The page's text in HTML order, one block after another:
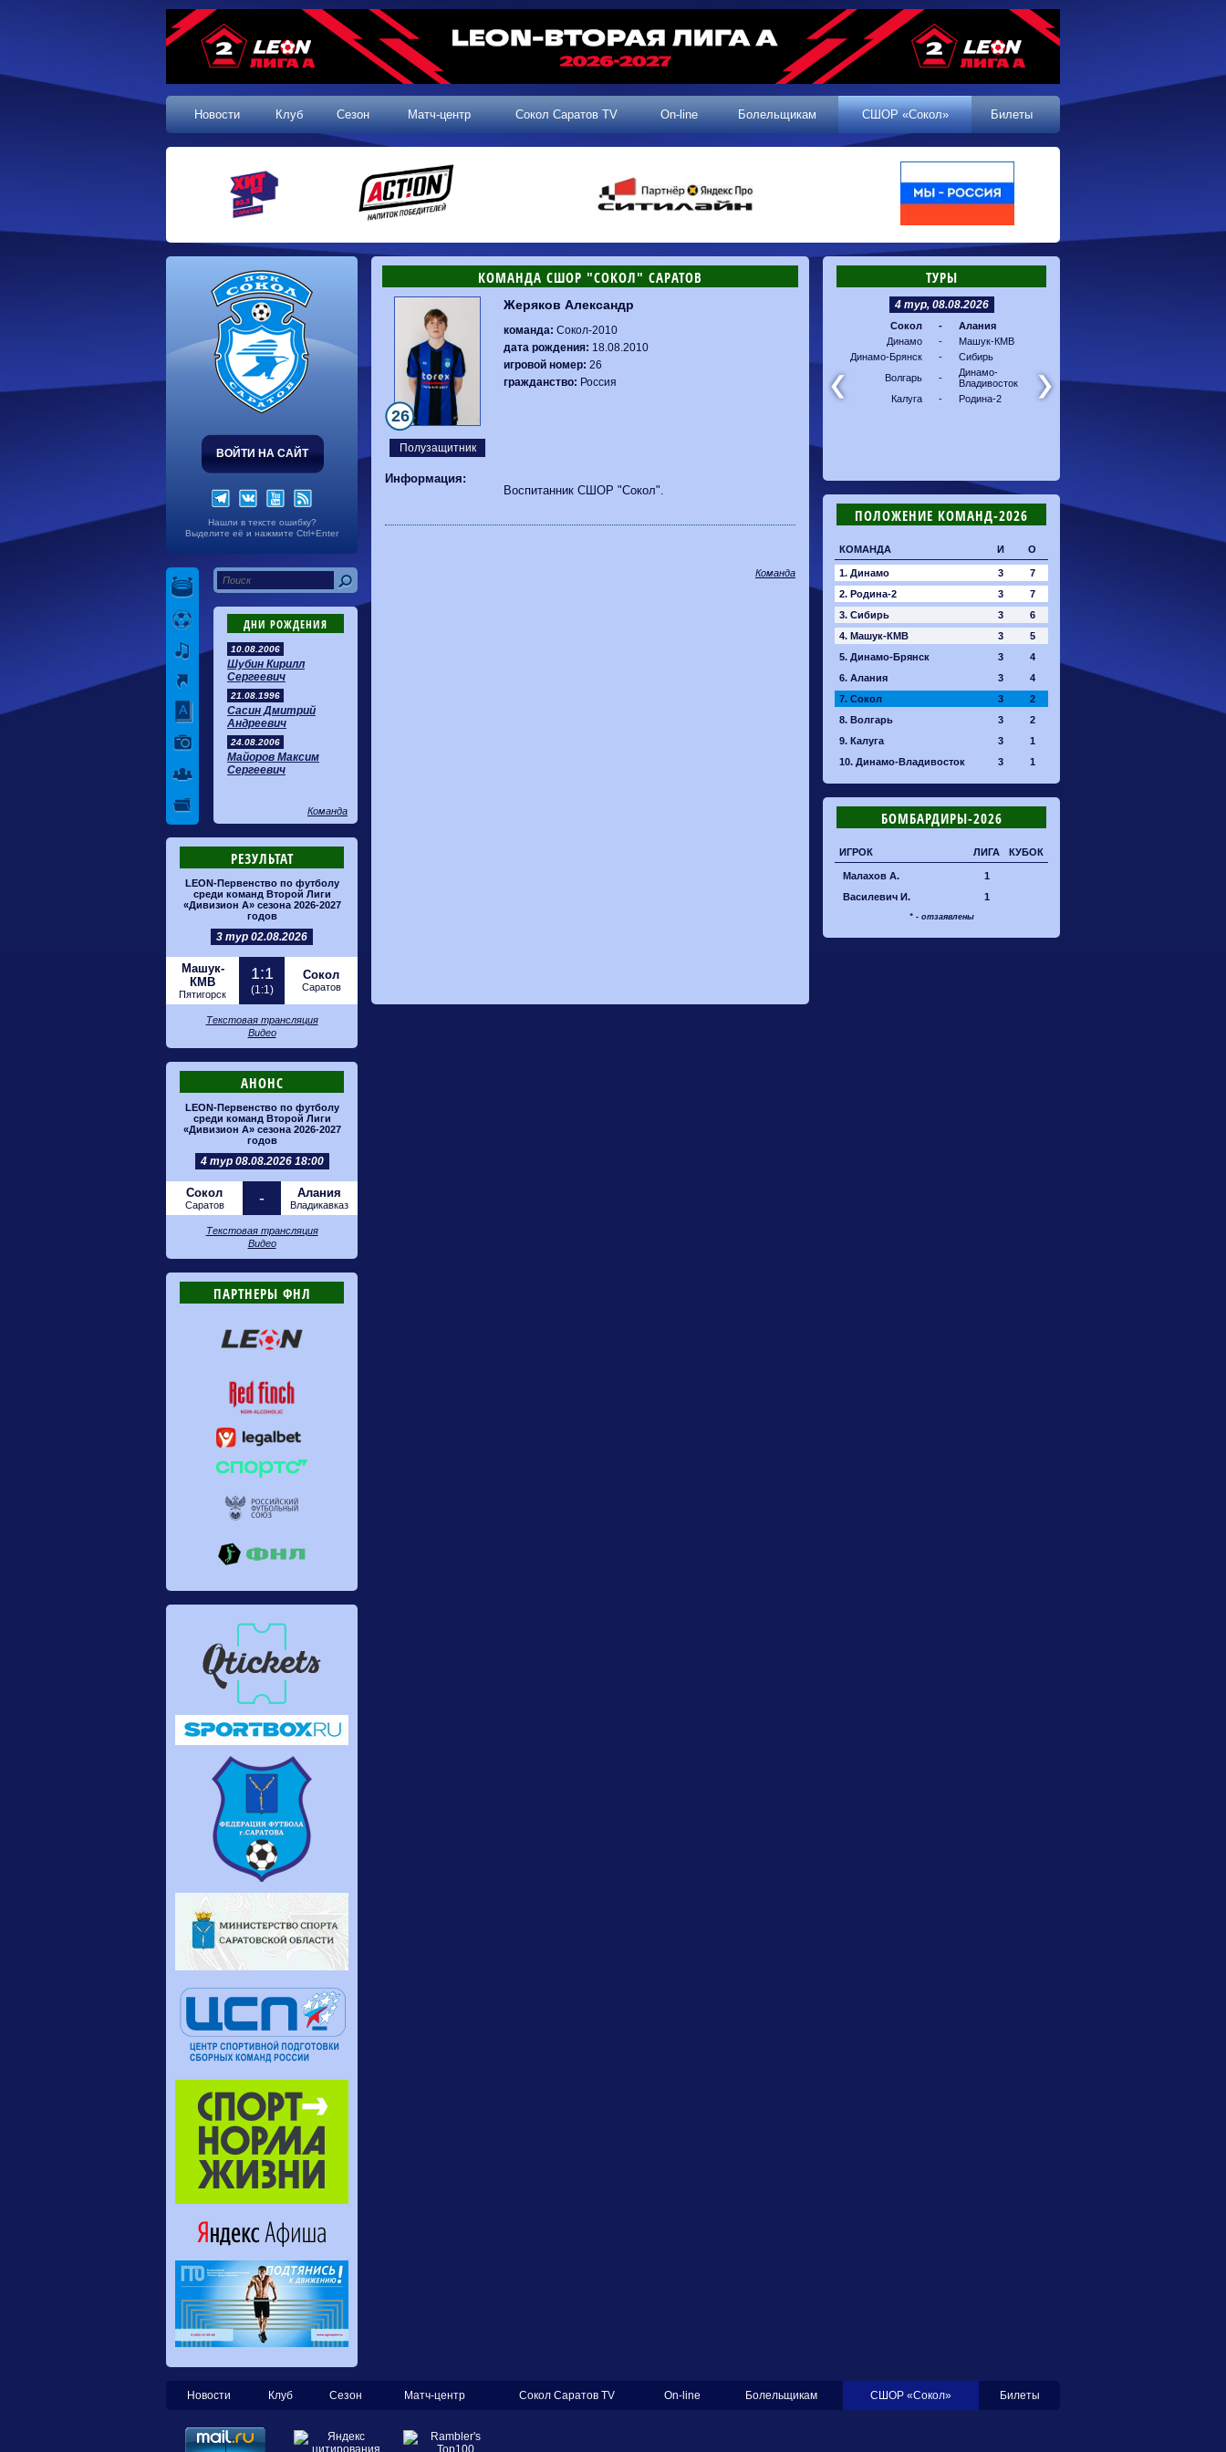
Новости Клуб Сезон Матч-центр Сокол Саратов TV On-line Болельщикам СШОР «Сокол» Билеты
ВОЙТИ НА САЙТ
Нашли в тексте ошибку?
Выделите её и нажмите Ctrl+Enter
ДНИ РОЖДЕНИЯ
10.08.2006
Шубин Кирилл
Сергеевич
21.08.1996
Сасин Дмитрий
Андреевич
24.08.2006
Майоров Максим
Сергеевич
Команда
РЕЗУЛЬТАТ
LEON-Первенство по футболу
среди команд Второй Лиги
«Дивизион А» сезона 2026-2027
годов
3 тур 02.08.2026
Машук-
КМВ
Пятигорск
1:1
(1:1)
Сокол
Саратов
Текстовая трансляция
Видео
АНОНС
LEON-Первенство по футболу
среди команд Второй Лиги
«Дивизион А» сезона 2026-2027
годов
4 тур 08.08.2026 18:00
Сокол
Саратов - Алания
Владикавказ
Текстовая трансляция
Видео
ПАРТНЕРЫ ФНЛ
КОМАНДА СШОР "СОКОЛ" САРАТОВ
Полузащитник
26
Жеряков Александр
команда: Сокол-2010
дата рождения: 18.08.2010
игровой номер: 26
гражданство: Россия
Информация:
Воспитанник СШОР "Сокол".
Команда
ТУРЫ
1 тур, 19.07.2026
1-1
Калуга
Динамо
0-0
Волгарь
0-0
Динамо-Брянск
2-1
Алания
1-2 Сибирь
2 тур, 25.07.2026
Родина-2
Динамо-
Владивосток
2 тур, 26.07.2026
Сокол 0-1
Динамо
Динамо-Брянск
0-4
Волгарь
Калуга
0-1
Машук-КМВ
4 тур, 08.08.2026
Сокол -
Алания
Динамо
-
Машук-КМВ
Динамо-Брянск
-
Сибирь
Волгарь
-
Динамо-
Владивосток
Калуга
- Родина-2
Сибирь
ПОЛОЖЕНИЕ КОМАНД-2026
КОМАНДА И О
1. Динамо 3
7
2. Родина-2
3
7
3. Сибирь
3
6
4. Машук-КМВ
3
5
5. Динамо-Брянск
3
4
6. Алания
3
4
7. Сокол
3
2
8. Волгарь
3
2
9. Калуга
3
1
10. Динамо-Владивосток
3 1
БОМБАРДИРЫ-2026
ИГРОК ЛИГА КУБОК
Малахов А.
1
Василевич И.
1
* - отзаявлены
Новости Клуб Сезон Матч-центр Сокол Саратов TV On-line Болельщикам СШОР «Сокол» Билеты